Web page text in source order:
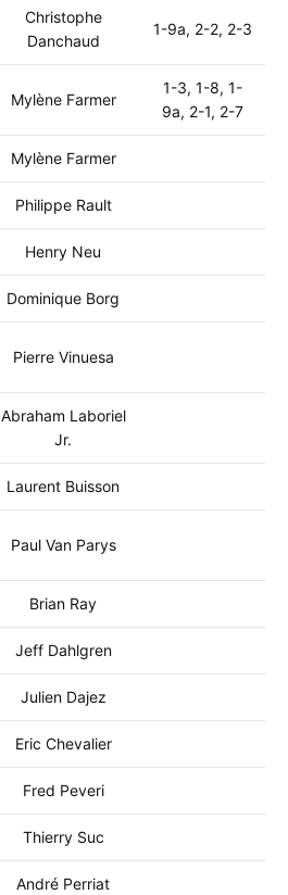
Christophe
Danchaud
1-9a, 2-2, 2-3
Mylène Farmer
1-3, 1-8, 1-
9a, 2-1, 2-7
Mylène Farmer
Philippe Rault
Henry Neu
Dominique Borg
Pierre Vinuesa
Abraham Laboriel
Jr.
Laurent Buisson
Paul Van Parys
Brian Ray
Jeff Dahlgren
Julien Dajez
Eric Chevalier
Fred Peveri
Thierry Suc
André Perriat